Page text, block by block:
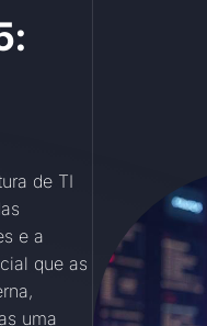
de TI
e a
que as
uma